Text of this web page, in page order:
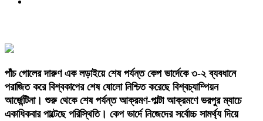
পাঁচ গোলের দারুণ এক লড়াইয়ে শেষ পর্যন্ত কেপ ভার্দেকে ৩-২ ব্যবধানে
পরাজিত করে বিশ্বকাপের শেষ ষোলো নিশ্চিত করেছে বিশ্বচ্যাম্পিয়ন
আর্জেন্টিনা। শুরু থেকে শেষ পর্যন্ত আক্রমণ-পাল্টা আক্রমণে ভরপুর ম্যাচে
একাধিকবার পাল্টেছে পরিস্থিতি। কেপ ভার্দে নিজেদের সর্বোচ্চ সামর্থ্য দিয়ে